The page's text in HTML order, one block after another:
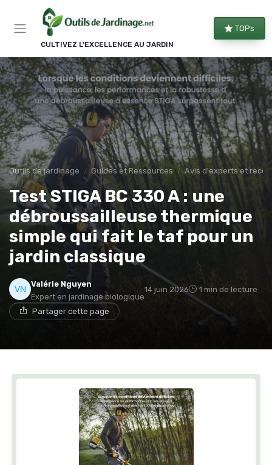
CULTIVEZ L'EXCELLENCE AU JARDIN
TOPs
Outils de jardinage Guides et Ressources Avis d'experts et
Test STIGA BC 330 A : une
débroussailleuse thermique
simple qui fait le taf pour un
jardin classique
Valérie Nguyen
Expert en jardinage biologique
14 juin 2026 1 min de lecture
Partager cette page
Panneau de gestion des cookies